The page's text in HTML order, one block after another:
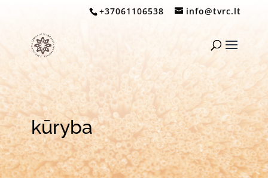
+37061106538 info@tvrc.lt
kūryba